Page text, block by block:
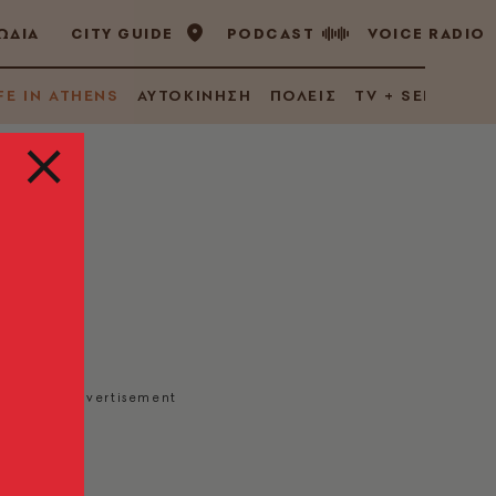
CITY GUIDE PODCAST VOICE RADIO
IN ATHENS ΑΥΤΟΚΙΝΗΣΗ ΠΟΛΕΙΣ TV + SERIES